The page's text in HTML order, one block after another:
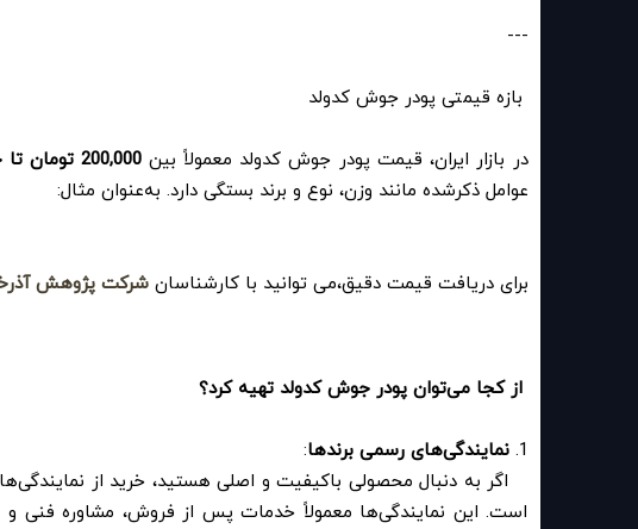
---
بازه قیمتی پودر جوش کدولد
در بازار ایران، قیمت پودر جوش کدولد معمولاً بین200,000 تومان تا چند میلیون تومان
عوامل ذکرشده مانند وزن، نوع و برند بستگی دارد. به‌عنوان مثال:
برای دریافت قیمت دقیق،می توانید با کارشناسان شرکت پژوهش
از کجا می‌توان پودر جوش کدولد تهیه کرد؟
1. نمایندگی‌های رسمی برندها:
است. این نمایندگی‌ها معمولاً خدمات پس از فروش، مشاوره فنی